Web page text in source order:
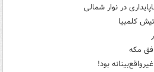
در نوار شمالی
کلمبیا
مکه
بود!